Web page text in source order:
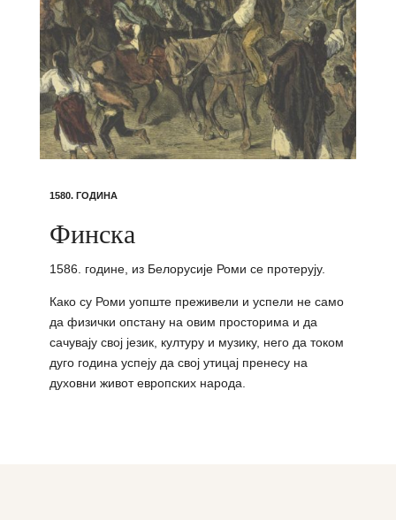
1580. ГОДИНА
Финска
1586. године, из Белорусије Роми се протерују.
Како су Роми уопште преживели и успели не само
да физички опстану на овим просторима и да
сачувају свој језик, културу и музику, него да током
дуго година успеју да свој утицај пренесу на
духовни живот европских народа.